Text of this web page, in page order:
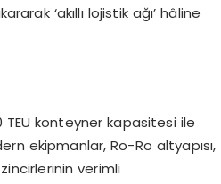
‘akıllı lojistik ağı’ hâline
TEU konteyner kapasitesi ile
ekipmanlar, Ro-Ro altyapısı,
verimli